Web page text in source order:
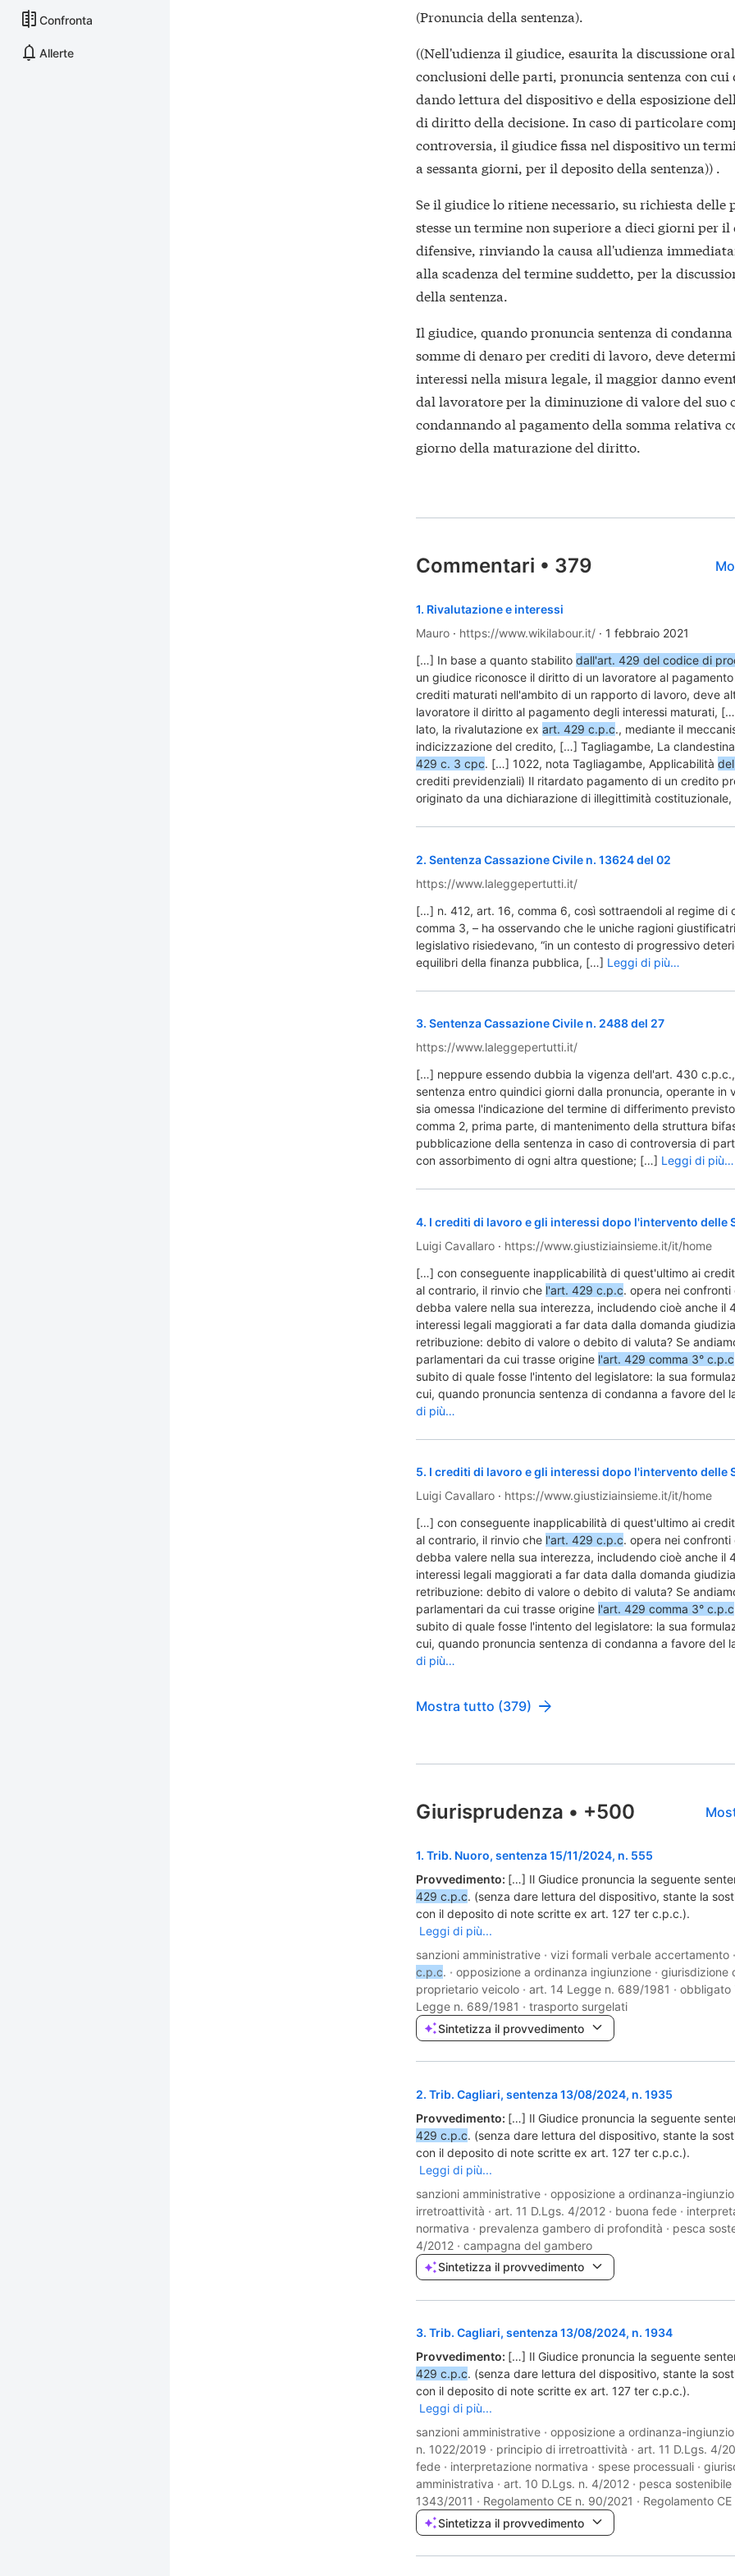
Confronta
Allerte
(Pronuncia della sentenza).
((Nell'udienza il giudice, esaurita la discussione
conclusioni delle parti, pronuncia sentenza con
dando lettura del dispositivo e della esposizione
di diritto della decisione. In caso di particolare
controversia, il giudice fissa nel dispositivo un
a sessanta giorni, per il deposito della sentenza)) .
Se il giudice lo ritiene necessario, su richiesta delle
stesse un termine non superiore a dieci giorni per
difensive, rinviando la causa all'udienza
alla scadenza del termine suddetto, per la
della sentenza.
Il giudice, quando pronuncia sentenza di
somme di denaro per crediti di lavoro, deve
interessi nella misura legale, il maggior danno
dal lavoratore per la diminuzione di valore del suo
condannando al pagamento della somma relativa
giorno della maturazione del diritto.
Commentari • 379
1. Rivalutazione e interessi
Mauro · https://www.wikilabour.it/ · 1 febbraio 2021
[…] In base a quanto stabilitodall'art. 429 del codice di
un giudice riconosce il diritto di un lavoratore al
crediti maturati nell'ambito di un rapporto di lavoro, deve
lavoratore il diritto al pagamento degli interessi maturati,
lato, la rivalutazione exart. 429 c.p.c., mediante il
indicizzazione del credito, […] Tagliagambe, La
429 c. 3 cpc. […] 1022, nota Tagliagambe, Applicabilità
crediti previdenziali) Il ritardato pagamento di un credito
originato da una dichiarazione di illegittimità
2.Sentenza Cassazione Civile n. 13624 del 02
https://www.laleggepertutti.it/
[…] n. 412, art. 16, comma 6, così sottraendoli al regime di
comma 3, – ha osservando che le uniche ragioni
legislativo risiedevano, “in un contesto di progressivo
equilibri della finanza pubblica, […] Leggi di più…
3.Sentenza Cassazione Civile n. 2488 del 27
https://www.laleggepertutti.it/
[…] neppure essendo dubbia la vigenza dell'art. 430
sentenza entro quindici giorni dalla pronuncia, operante in
sia omessa l'indicazione del termine di differimento
comma 2, prima parte, di mantenimento della struttura
pubblicazione della sentenza in caso di controversia di
con assorbimento di ogni altra questione; […] Leggi di più…
4. I crediti di lavoro e gli interessi dopo l'intervento delle
Luigi Cavallaro · https://www.giustiziainsieme.it/it/home
[…] con conseguente inapplicabilità di quest'ultimo ai
al contrario, il rinvio che l'art. 429 c.p.c. opera nei
debba valere nella sua interezza, includendo cioè anche il
interessi legali maggiorati a far data dalla domanda
retribuzione: debito di valore o debito di valuta? Se
parlamentari da cui trasse origine l'art. 429 comma 3° c.p.c
subito di quale fosse l'intento del legislatore: la sua
cui, quando pronuncia sentenza di condanna a favore del
di più…
5. I crediti di lavoro e gli interessi dopo l'intervento delle
Luigi Cavallaro · https://www.giustiziainsieme.it/it/home
[…] con conseguente inapplicabilità di quest'ultimo ai
al contrario, il rinvio che l'art. 429 c.p.c. opera nei
debba valere nella sua interezza, includendo cioè anche il
interessi legali maggiorati a far data dalla domanda
retribuzione: debito di valore o debito di valuta? Se
parlamentari da cui trasse origine l'art. 429 comma 3° c.p.c
subito di quale fosse l'intento del legislatore: la sua
cui, quando pronuncia sentenza di condanna a favore del
di più…
Mostra tutto (379)
Giurisprudenza • +500
1.Trib. Nuoro, sentenza 15/11/2024, n. 555
Provvedimento: […] Il Giudice pronuncia la seguente
429 c.p.c. (senza dare lettura del dispositivo, stante la
con il deposito di note scritte ex art. 127 ter c.p.c.).
Leggi di più...
sanzioni amministrative · vizi formali verbale accertamento
c.p.c. · opposizione a ordinanza ingiunzione · giurisdizione
proprietario veicolo · art. 14 Legge n. 689/1981 · obbligato
Legge n. 689/1981 · trasporto surgelati
Sintetizza il provvedimento
2.Trib. Cagliari, sentenza 13/08/2024, n. 1935
Provvedimento: […] Il Giudice pronuncia la seguente
429 c.p.c. (senza dare lettura del dispositivo, stante la
con il deposito di note scritte ex art. 127 ter c.p.c.).
Leggi di più...
sanzioni amministrative · opposizione a ordinanza-
irretroattività · art. 11 D.Lgs. 4/2012 · buona fede ·
normativa · prevalenza gambero di profondità · pesca
4/2012 · campagna del gambero
Sintetizza il provvedimento
3.Trib. Cagliari, sentenza 13/08/2024, n. 1934
Provvedimento: […] Il Giudice pronuncia la seguente
429 c.p.c. (senza dare lettura del dispositivo, stante la
con il deposito di note scritte ex art. 127 ter c.p.c.).
Leggi di più...
sanzioni amministrative · opposizione a ordinanza-
n. 1022/2019 · principio di irretroattività · art. 11 D.Lgs. 4/
fede · interpretazione normativa · spese processuali ·
amministrativa · art. 10 D.Lgs. n. 4/2012 · pesca sostenibile
1343/2011 · Regolamento CE n. 90/2021 · Regolamento
Sintetizza il provvedimento